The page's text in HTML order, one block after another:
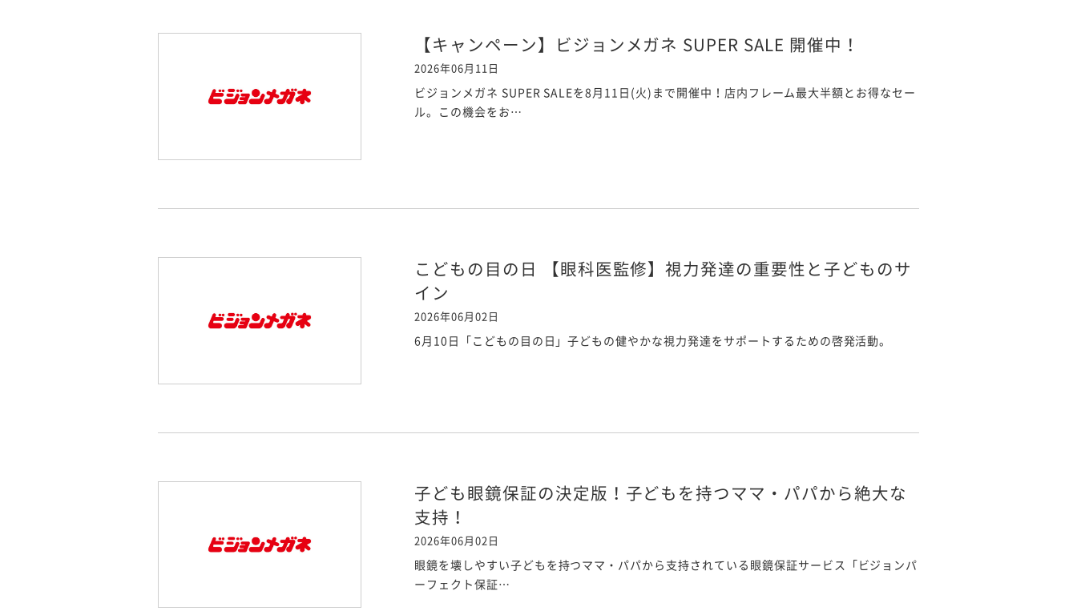
2026年06月11日
【キャンペーン】ビジョンメガネ SUPER SALE 開催中！
ビジョンメガネ SUPER SALEを8月11日(火)まで開催中！店内フレーム最大半額とお得なセー
ル。この機会をお…
2026年06月02日
こどもの目の日 【眼科医監修】視力発達の重要性と子どものサ
イン
6月10日「こどもの目の日」子どもの健やかな視力発達をサポートするための啓発活動。
2026年06月02日
子ども眼鏡保証の決定版！子どもを持つママ・パパから絶大な
支持！
眼鏡を壊しやすい子どもを持つママ・パパから支持されている眼鏡保証サービス「ビジョンパ
ーフェクト保証…